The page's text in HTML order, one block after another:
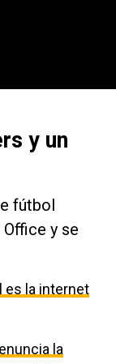
y un
fútbol
y se
es la internet
la